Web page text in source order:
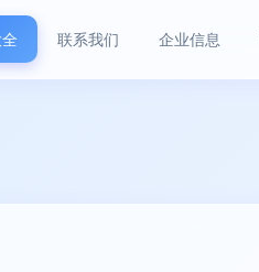
联系我们 企业信息